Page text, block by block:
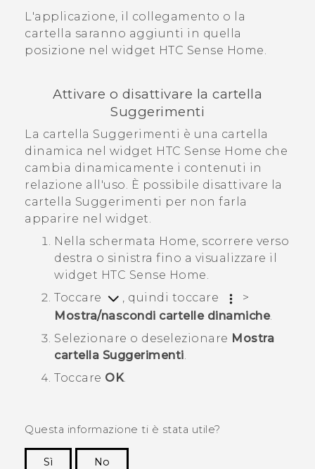
L'applicazione, il collegamento o la
cartella saranno aggiunti in quella
posizione nel widget HTC Sense Home.
Attivare o disattivare la cartella
Suggerimenti
La cartella Suggerimenti è una cartella
dinamica nel widget HTC Sense Home che
cambia dinamicamente i contenuti in
relazione all'uso. È possibile disattivare la
cartella Suggerimenti per non farla
apparire nel widget.
Nella schermata Home, scorrere verso
destra o sinistra fino a visualizzare il
widget HTC Sense Home.
Toccare
, quindi toccare
>
Mostra/nascondi cartelle dinamiche.
Selezionare o deselezionare Mostra
cartella Suggerimenti
Toccare OK.
Questa informazione ti è stata utile?
Sì
No